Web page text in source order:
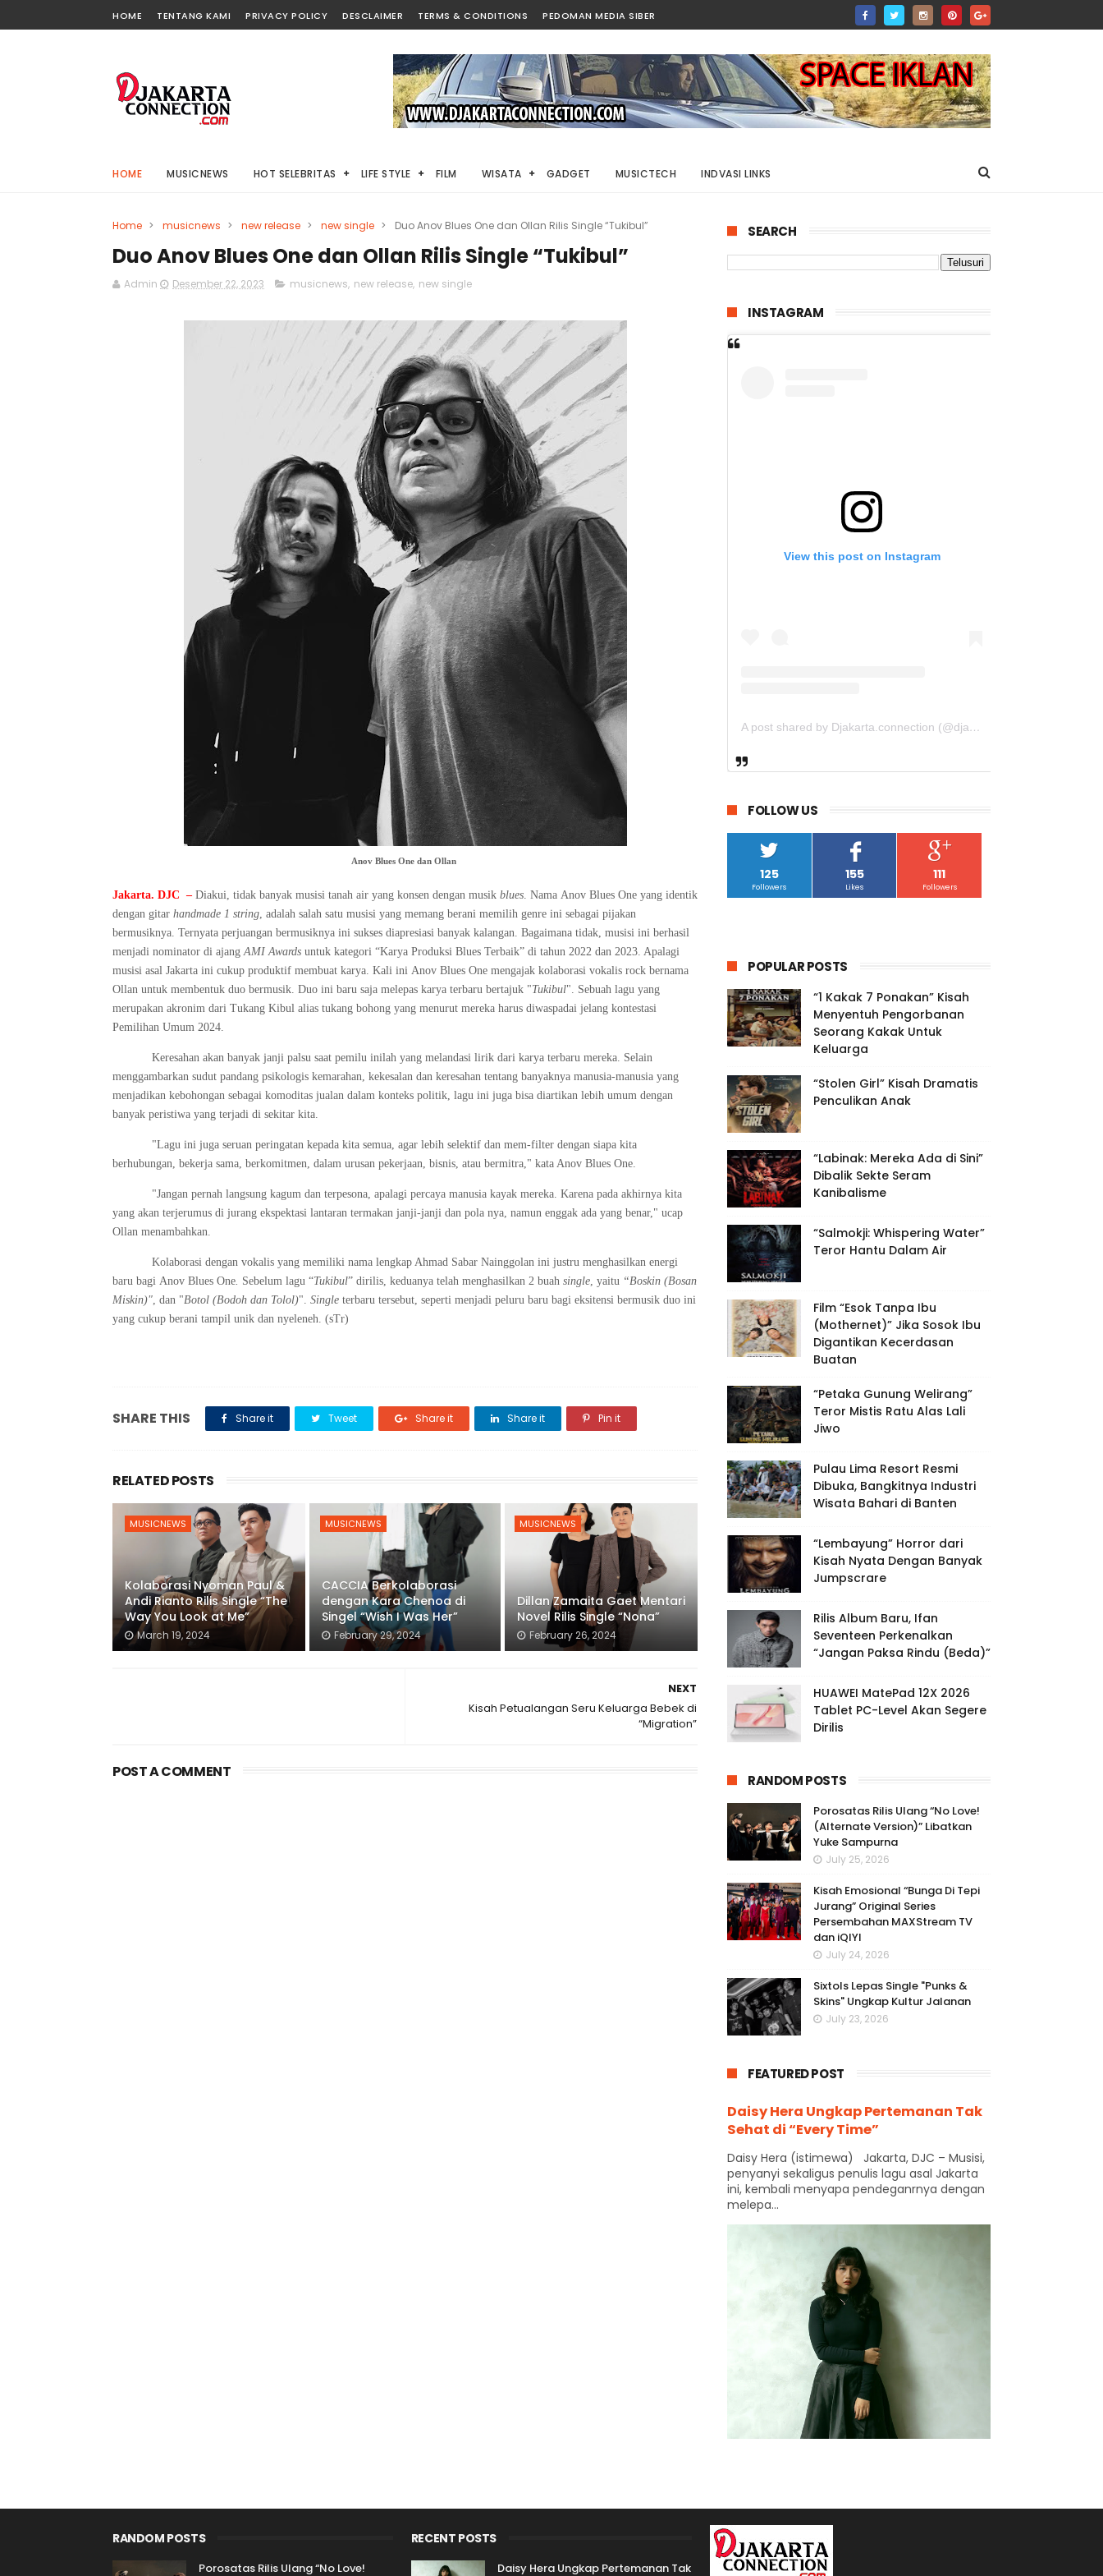
HOME TENTANG KAMI PRIVACY POLICY DESCLAIMER TERMS & CONDITIONS PEDOMAN MEDIA SIBER
HOME MUSICNEWS HOT SELEBRITAS LIFE STYLE FILM WISATA GADGET MUSICTECH INDVASI LINKS
Home > musicnews > new release > new single > Duo Anov Blues One dan Ollan Rilis Single “Tukibul”
Duo Anov Blues One dan Ollan Rilis Single “Tukibul”
Admin Desember 22, 2023 musicnews, new release, new single
Anov Blues One dan Ollan
Jakarta. DJC – Diakui, tidak banyak musisi tanah air yang konsen dengan musik blues. Nama Anov Blues One yang identik
dengan gitar handmade 1 string, adalah salah satu musisi yang memang berani memilih genre ini sebagai pijakan
bermusiknya. Ternyata perjuangan bermusiknya ini sukses diapresiasi banyak kalangan. Bagaimana tidak, musisi ini berhasil
menjadi nominator di ajangAMI Awards untuk kategori “Karya Produksi Blues Terbaik” di tahun 2022 dan 2023. Apalagi
musisi asal Jakarta ini cukup produktif membuat karya. Kali ini Anov Blues One mengajak kolaborasi vokalis rock bernama
Ollan untuk membentuk duo bermusik. Duo ini baru saja melepas karya terbaru bertajuk "Tukibul". Sebuah lagu yang
merupakan akronim dari Tukang Kibul alias tukang bohong yang menurut mereka harus diwaspadai jelang kontestasi
Pemilihan Umum 2024.
Keresahan akan banyak janji palsu saat pemilu inilah yang melandasi lirik dari karya terbaru mereka. Selain
menggambarkan sudut pandang psikologis kemarahan, kekesalan dan keresahan tentang banyaknya manusia-manusia yang
menjadikan kebohongan sebagai komoditas jualan dalam konteks politik, lagu ini juga bisa diartikan lebih umum dengan
banyak peristiwa yang terjadi di sekitar kita.
"Lagu ini juga seruan peringatan kepada kita semua, agar lebih selektif dan mem-filter dengan siapa kita
berhubungan, bekerja sama, berkomitmen, dalam urusan pekerjaan, bisnis, atau bermitra," kata Anov Blues One.
"Jangan pernah langsung kagum dan terpesona, apalagi percaya manusia kayak mereka. Karena pada akhirnya kita
yang akan terjerumus di jurang ekspektasi lantaran termakan janji-janji dan pola nya, namun enggak ada yang benar," ucap
Ollan menambahkan.
Kolaborasi dengan vokalis yang memiliki nama lengkap Ahmad Sabar Nainggolan ini justru menghasilkan energi
baru bagi Anov Blues One. Sebelum lagu “Tukibul” dirilis, keduanya telah menghasilkan 2 buah single, yaitu “Boskin (Bosan
Miskin)", dan "Botol (Bodoh dan Tolol)". Single terbaru tersebut, seperti menjadi peluru baru bagi eksitensi bermusik duo ini
yang cukup berani tampil unik dan nyeleneh. (sTr)
SHARE THIS Share it Tweet Share it Share it Pin it
RELATED POSTS
MUSICNEWS
Kolaborasi Nyoman Paul &
Andi Rianto Rilis Single “The
Way You Look at Me”
March 19, 2024
MUSICNEWS
CACCIA Berkolaborasi
dengan Kara Chenoa di
Singel “Wish I Was Her”
February 29, 2024
MUSICNEWS
Dillan Zamaita Gaet Mentari
Novel Rilis Single “Nona”
February 26, 2024
NEXT
Kisah Petualangan Seru Keluarga Bebek di
“Migration”
POST A COMMENT
SEARCH
INSTAGRAM
View this post on Instagram
A post shared by Djakarta.connection (@djakarta.connection)
FOLLOW US
125
Followers
155
Likes
111
Followers
POPULAR POSTS
“1 Kakak 7 Ponakan” Kisah
Menyentuh Pengorbanan
Seorang Kakak Untuk
Keluarga
“Stolen Girl” Kisah Dramatis
Penculikan Anak
“Labinak: Mereka Ada di Sini”
Dibalik Sekte Seram
Kanibalisme
“Salmokji: Whispering Water”
Teror Hantu Dalam Air
Film “Esok Tanpa Ibu
(Mothernet)” Jika Sosok Ibu
Digantikan Kecerdasan
Buatan
“Petaka Gunung Welirang”
Teror Mistis Ratu Alas Lali
Jiwo
Pulau Lima Resort Resmi
Dibuka, Bangkitnya Industri
Wisata Bahari di Banten
“Lembayung” Horror dari
Kisah Nyata Dengan Banyak
Jumpscrare
Rilis Album Baru, Ifan
Seventeen Perkenalkan
“Jangan Paksa Rindu (Beda)”
HUAWEI MatePad 12X 2026
Tablet PC-Level Akan Segere
Dirilis
RANDOM POSTS
Porosatas Rilis Ulang “No Love!
(Alternate Version)” Libatkan
Yuke Sampurna
July 25, 2026
Kisah Emosional “Bunga Di Tepi
Jurang” Original Series
Persembahan MAXStream TV
dan iQIYI
July 24, 2026
Sixtols Lepas Single "Punks &
Skins" Ungkap Kultur Jalanan
July 23, 2026
FEATURED POST
Daisy Hera Ungkap Pertemanan Tak
Sehat di “Every Time”
Daisy Hera (istimewa) Jakarta, DJC – Musisi,
penyanyi sekaligus penulis lagu asal Jakarta
ini, kembali menyapa pendeganrnya dengan
melepa...
RANDOM POSTS
Porosatas Rilis Ulang “No Love!
RECENT POSTS
Daisy Hera Ungkap Pertemanan Tak